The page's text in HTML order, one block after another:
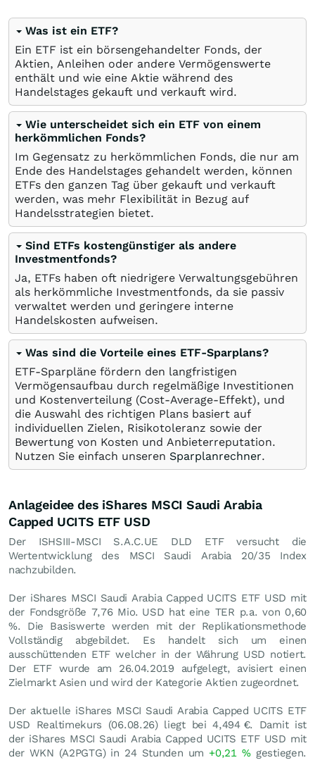
Was ist ein ETF?
Ein ETF ist ein börsengehandelter Fonds, der
Aktien, Anleihen oder andere Vermögenswerte
enthält und wie eine Aktie während des
Handelstages gekauft und verkauft wird.
Wie unterscheidet sich ein ETF von einem
herkömmlichen Fonds?
Im Gegensatz zu herkömmlichen Fonds, die nur am
Ende des Handelstages gehandelt werden, können
ETFs den ganzen Tag über gekauft und verkauft
werden, was mehr Flexibilität in Bezug auf
Handelsstrategien bietet.
Sind ETFs kostengünstiger als andere
Investmentfonds?
Ja, ETFs haben oft niedrigere Verwaltungsgebühren
als herkömmliche Investmentfonds, da sie passiv
verwaltet werden und geringere interne
Handelskosten aufweisen.
Was sind die Vorteile eines ETF-Sparplans?
ETF-Sparpläne fördern den langfristigen
Vermögensaufbau durch regelmäßige Investitionen
und Kostenverteilung (Cost-Average-Effekt), und
die Auswahl des richtigen Plans basiert auf
individuellen Zielen, Risikotoleranz sowie der
Bewertung von Kosten und Anbieterreputation.
Nutzen Sie einfach unseren Sparplanrechner.
Anlageidee des iShares MSCI Saudi Arabia
Capped UCITS ETF USD
Der ISHSIII-MSCI S.A.C.UE DLD ETF versucht die
Wertentwicklung des MSCI Saudi Arabia 20/35 Index
nachzubilden.
Der iShares MSCI Saudi Arabia Capped UCITS ETF USD mit
der Fondsgröße 7,76 Mio. USD hat eine TER p.a. von 0,60
%. Die Basiswerte werden mit der Replikationsmethode
Vollständig abgebildet. Es handelt sich um einen
ausschüttenden ETF welcher in der Währung USD notiert.
Der ETF wurde am 26.04.2019 aufgelegt, avisiert einen
Zielmarkt Asien und wird der Kategorie Aktien zugeordnet.
Der aktuelle iShares MSCI Saudi Arabia Capped UCITS ETF
USD Realtimekurs (06.08.26) liegt bei 4,494 €. Damit ist
der iShares MSCI Saudi Arabia Capped UCITS ETF USD mit
der WKN (A2PGTG) in 24 Stunden um +0,21%gestiegen.